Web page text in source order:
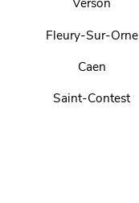
Fleury-Sur-Orne
Caen
Saint-Contest